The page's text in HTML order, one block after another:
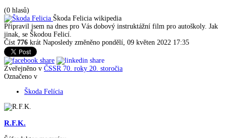
(0 hlasů)
Škoda Felicia wikipedia
Připravil jsem na dnes pro Vás dobový instruktážní film pro autoškoly. Jak
jinak, se Škodou Felicí.
Číst 776 krát Naposledy změněno pondělí, 09 květen 2022 17:35
Zveřejněno v ČSSR 70. roky 20. storočia
Označeno v
Škoda Felícia
R.F.K.